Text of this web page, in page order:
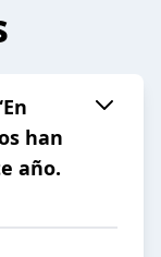
han
año.